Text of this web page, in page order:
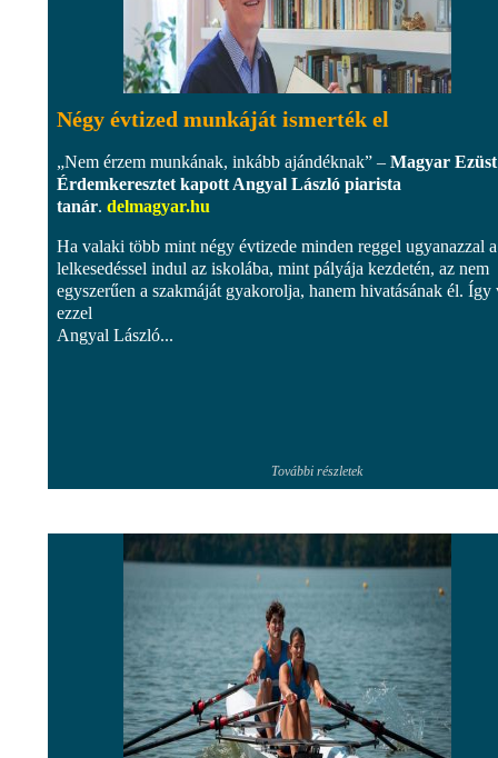
Négy évtized munkáját ismerték el
„Nem érzem munkának, inkább ajándéknak” – Magyar Ezüst
Érdemkeresztet kapott Angyal László piarista
tanár. delmagyar.hu
Ha valaki több mint négy évtizede minden reggel ugyanazzal a
lelkesedéssel indul az iskolába, mint pályája kezdetén, az nem
egyszerűen a szakmáját gyakorolja, hanem hivatásának él. Így
ezzel
Angyal László...
További részletek